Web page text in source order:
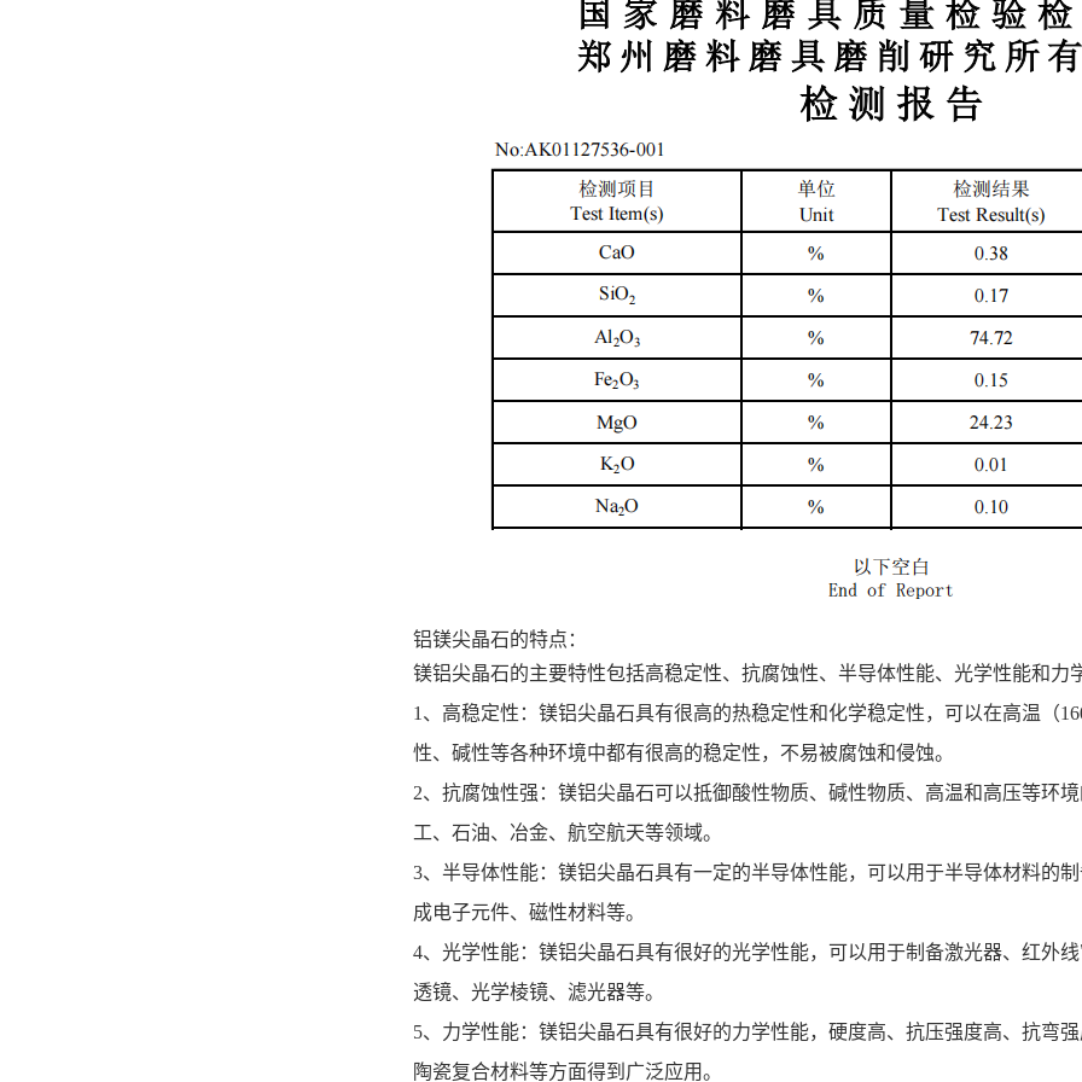
铝镁尖晶石的特点：
镁铝尖晶石的主要特性包括高稳定性、抗腐蚀性、半导体性能、光学性能和力
‌1、高稳定性‌：镁铝尖晶石具有很高的热稳定性和化学稳定性，可以在高温（
性、碱性等各种环境中都有很高的稳定性，不易被腐蚀和侵蚀‌。
‌2、抗腐蚀性强‌：镁铝尖晶石可以抵御酸性物质、碱性物质、高温和高压等环
工、石油、冶金、航空航天等领域‌。
‌3、半导体性能‌：镁铝尖晶石具有一定的半导体性能，可以用于半导体材料的
成电子元件、磁性材料等‌。
‌4、光学性能‌：镁铝尖晶石具有很好的光学性能，可以用于制备激光器、红外
透镜、光学棱镜、滤光器等‌。
‌5、力学性能‌：镁铝尖晶石具有很好的力学性能，硬度高、抗压强度高、抗弯
陶瓷复合材料等方面得到广泛应用‌。